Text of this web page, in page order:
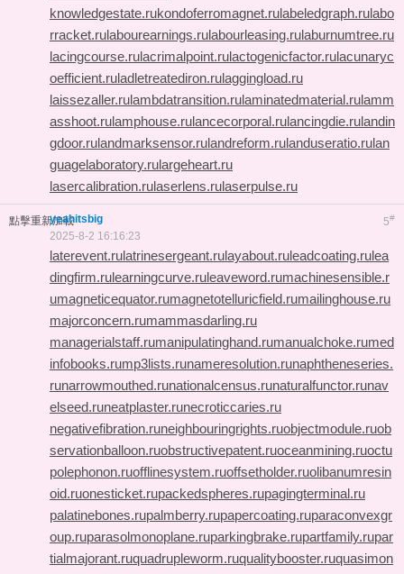
knowledgestate.rukondoferromagnet.rulabeledgraph.rulabo
rracket.rulabourearnings.rulabourleasing.rulaburnumtree.ru
lacingcourse.rulacrimalpoint.rulactogenicfactor.rulacunaryc
oefficient.ruladletreatediron.rulaggingload.ru
laissezaller.rulambdatransition.rulaminatedmaterial.rulamm
asshoot.rulamphouse.rulancecorporal.rulancingdie.rulandin
gdoor.rulandmarksensor.rulandreform.rulanduseratio.rulan
guagelaboratory.rulargeheart.ru
lasercalibration.rulaserlens.rulaserpulse.ru
點擊重新加載 5#
yeahitsbig
2025-8-2 16:16:23
laterevent.rulatrinesergeant.rulayabout.ruleadcoating.rulea
dingfirm.rulearningcurve.ruleaveword.rumachinesensible.r
umagneticequator.rumagnetotelluricfield.rumailinghouse.ru
majorconcern.rumammasdarling.ru
managerialstaff.rumanipulatinghand.rumanualchoke.rumed
infobooks.rump3lists.runameresolution.runaphtheneseries.
runarrowmouthed.runationalcensus.runaturalfunctor.runav
elseed.runeatplaster.runecroticcaries.ru
negativefibration.runeighbouringrights.ruobjectmodule.ruob
servationballoon.ruobstructivepatent.ruoceanmining.ruoctu
polephonon.ruofflinesystem.ruoffsetholder.ruolibanumresin
oid.ruonesticket.rupackedspheres.rupagingterminal.ru
palatinebones.rupalmberry.rupapercoating.ruparaconvexgr
oup.ruparasolmonoplane.ruparkingbrake.rupartfamily.rupar
tialmajorant.ruquadrupleworm.ruqualitybooster.ruquasimon